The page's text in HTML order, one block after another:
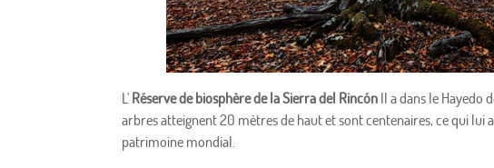
L' Réserve de biosphère de la Sierra del Rincón Il a dans le Hayedo
arbres atteignent 20 mètres de haut et sont centenaires, ce qui
patrimoine mondial.